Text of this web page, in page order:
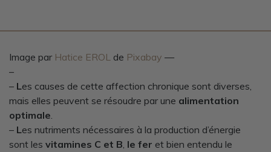
Image par Hatice EROL de Pixabay —
–
– Les causes de cette affection chronique sont diverses,
mais elles peuvent se résoudre par une alimentation
optimale.
– Les nutriments nécessaires à la production d’énergie
sont les vitamines C et B, le fer et bien entendu le